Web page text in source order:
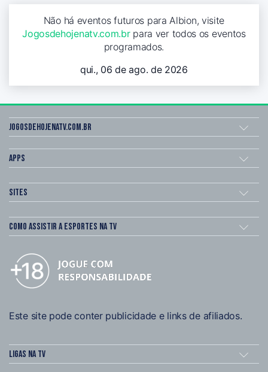
Não há eventos futuros para Albion, visite
Jogosdehojenatv.com.brpara ver todos os eventos
programados.
qui., 06 de ago. de 2026
Jogosdehojenatv.com.br
Apps
Sites
Como assistir a esportes na TV
Este site pode conter publicidade e links de afiliados.
Ligas na TV